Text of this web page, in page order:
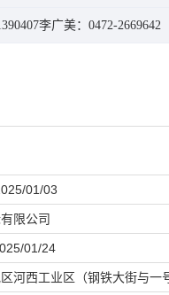
李广美：0472-2669642
01/03
限公司
01/24
河西工业区（钢铁大街与一